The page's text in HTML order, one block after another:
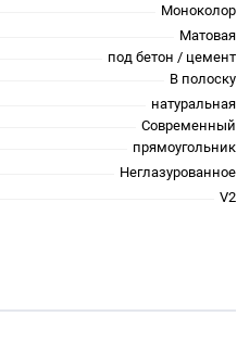
Моноколор
Матовая
под бетон / цемент
В полоску
натуральная
Современный
прямоугольник
Неглазурованное
V2